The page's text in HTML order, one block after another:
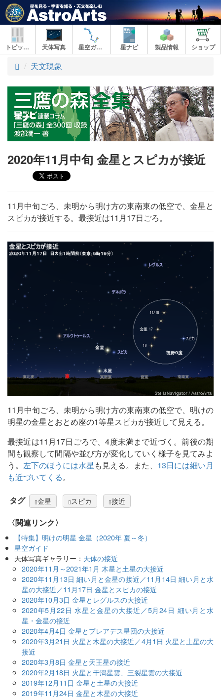
トピックス 天体写真 星空ガイド 星ナビ 製品情報 ショップ
ト
プ
天文現象
2020年11月中旬 金星とスピカが接近
11月中旬ごろ、未明から明け方の東南東の低空で、金星と
スピカが接近する。最接近は11月17日ごろ。
11月中旬ごろ、未明から明け方の東南東の低空で、明けの
明星の金星とおとめ座の1等星スピカが接近して見える。
最接近は11月17日ごろで、4度未満まで近づく。前後の期
間も観察して間隔や並び方が変化していく様子を見てみよ
う。 左下のほうには水星 も見える。また、 13日には細い月
も近づいてくる。
タグ 金星 スピカ 接近
〈関連リンク〉
【特集】明けの明星 金星（2020年 夏～冬）
星空ガイド
天体写真ギャラリー： 天体の接近
2020年11月～2021年1月 木星と土星の大接近
2020年11月13日 細い月と金星の接近／11月14日 細い月と水
星の大接近／11月17日 金星とスピカの接近
2020年10月3日 金星とレグルスの大接近
2020年5月22日 水星と金星の大接近／5月24日 細い月と水
星・金星の接近
2020年4月4日 金星とプレアデス星団の大接近
2020年3月21日 火星と木星の大接近／4月1日 火星と土星の大
接近
2020年3月8日 金星と天王星の接近
2020年2月18日 火星と干潟星雲、三裂星雲の大接近
2019年12月11日 金星と土星の大接近
2019年11月24日 金星と木星の大接近